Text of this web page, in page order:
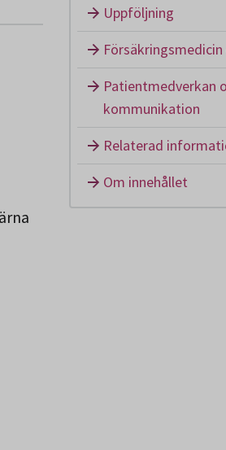
Uppföljning
Patientmedverkan
kommunikation
Relaterad
Om innehållet